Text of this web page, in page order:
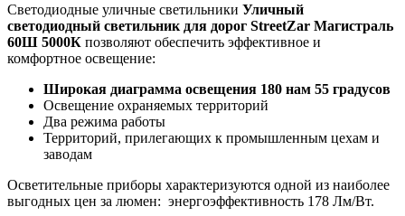
Светодиодные уличные светильники Уличный
светодиодный светильник для дорог StreetZar Магистраль
60Ш 5000К позволяют обеспечить эффективное и
комфортное освещение:
Широкая диаграмма освещения 180 нам 55 градусов
Освещение охраняемых территорий
Два режима работы
Территорий, прилегающих к промышленным цехам и
заводам
Осветительные приборы характеризуются одной из наиболее
выгодных цен за люмен: энергоэффективность 178 Лм/Вт.